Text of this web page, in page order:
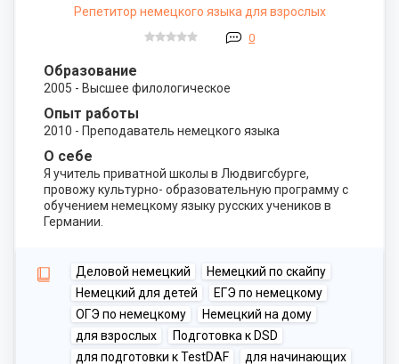
Репетитор немецкого языка для взрослых
0
Образование
2005 - Высшее филологическое
Опыт работы
2010 - Преподаватель немецкого языка
О себе
Я учитель приватной школы в Людвигсбурге,
провожу культурно- образовательную программу с
обучением немецкому языку русских учеников в
Германии.
Деловой немецкий
Немецкий по скайпу
Немецкий для детей
ЕГЭ по немецкому
ОГЭ по немецкому
Немецкий на дому
для взрослых
Подготовка к DSD
для подготовки к TestDAF
для начинающих